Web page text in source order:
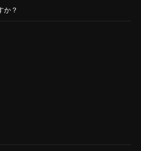
か？